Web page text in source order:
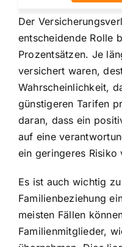
Der
entscheidende Rolle
Prozentsätzen. Je
versichert waren,
Wahrscheinlichkeit,
günstigeren Tarifen
daran, dass ein
auf eine
ein geringeres Risiko
Es ist auch wichtig
Familienbeziehung
meisten Fällen
Familienmitglieder,